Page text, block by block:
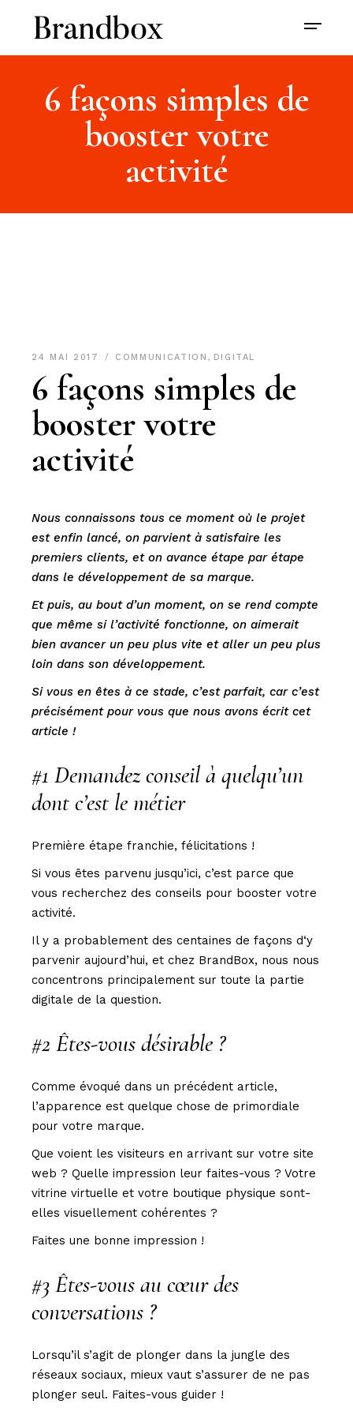
6 façons simples de
booster votre
activité
24 MAI 2017 COMMUNICATION , DIGITAL
6 façons simples de
booster votre
activité
Nous connaissons tous ce moment où le projet
est enfin lancé, on parvient à satisfaire les
premiers clients, et on avance étape par étape
dans le développement de sa marque.
Et puis, au bout d’un moment, on se rend compte
que même si l’activité fonctionne, on aimerait
bien avancer un peu plus vite et aller un peu plus
loin dans son développement.
Si vous en êtes à ce stade, c’est parfait, car c’est
précisément pour vous que nous avons écrit cet
article !
#1 Demandez conseil à quelqu’un
dont c’est le métier
Première étape franchie, félicitations !
Si vous êtes parvenu jusqu’ici, c’est parce que
vous recherchez des conseils pour booster votre
activité.
Il y a probablement des centaines de façons d‘y
parvenir aujourd’hui, et chez BrandBox, nous nous
concentrons principalement sur toute la partie
digitale de la question.
#2 Êtes-vous désirable ?
Comme évoqué dans un précédent article,
l’apparence est quelque chose de primordiale
pour votre marque.
Que voient les visiteurs en arrivant sur votre site
web ? Quelle impression leur faites-vous ? Votre
vitrine virtuelle et votre boutique physique sont-
elles visuellement cohérentes ?
Faites une bonne impression !
#3 Êtes-vous au cœur des
conversations ?
Lorsqu’il s’agit de plonger dans la jungle des
réseaux sociaux, mieux vaut s’assurer de ne pas
plonger seul. Faites-vous guider !